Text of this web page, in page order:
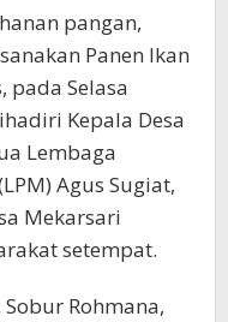
pangan,
Panen Ikan
pada Selasa
Kepala Desa
Lembaga
Agus Sugiat,
Mekarsari
setempat.
Rohmana,